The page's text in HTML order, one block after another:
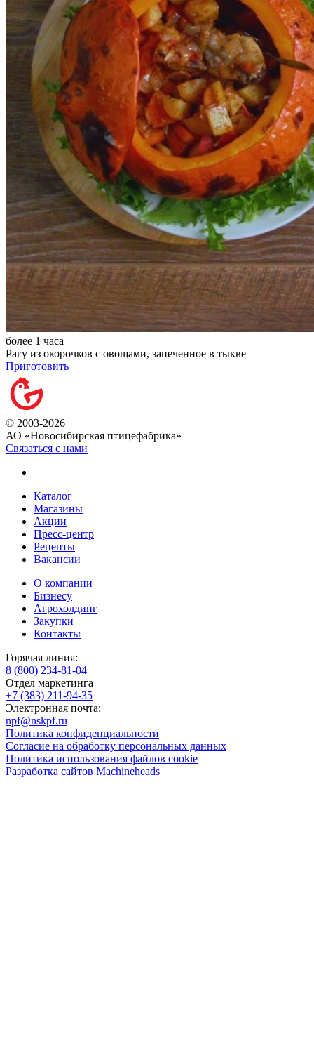
более 1 часа
Рагу из окорочков с овощами, запеченное в тыкве
Приготовить
© 2003-2026
АО «Новосибирская птицефабрика»
Связаться с нами
Каталог
Магазины
Акции
Пресс-центр
Рецепты
Вакансии
О компании
Бизнесу
Агрохолдинг
Закупки
Контакты
Горячая линия:
8 (800) 234-81-04
Отдел маркетинга
+7 (383) 211-94-35
Электронная почта:
npf@nskpf.ru
Политика конфиденциальности
Согласие на обработку персональных данных
Политика использования файлов cookie
Разработка сайтов Machineheads